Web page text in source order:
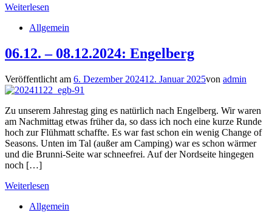
Weiterlesen
Allgemein
06.12. – 08.12.2024: Engelberg
Veröffentlicht am 6. Dezember 202412. Januar 2025von admin
Zu unserem Jahrestag ging es natürlich nach Engelberg. Wir waren
am Nachmittag etwas früher da, so dass ich noch eine kurze Runde
hoch zur Flühmatt schaffte. Es war fast schon ein wenig Change of
Seasons. Unten im Tal (außer am Camping) war es schon wärmer
und die Brunni-Seite war schneefrei. Auf der Nordseite hingegen
noch […]
Weiterlesen
Allgemein